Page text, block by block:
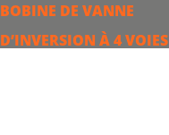
BOBINE DE VANNE
D’INVERSION À 4 VOIES